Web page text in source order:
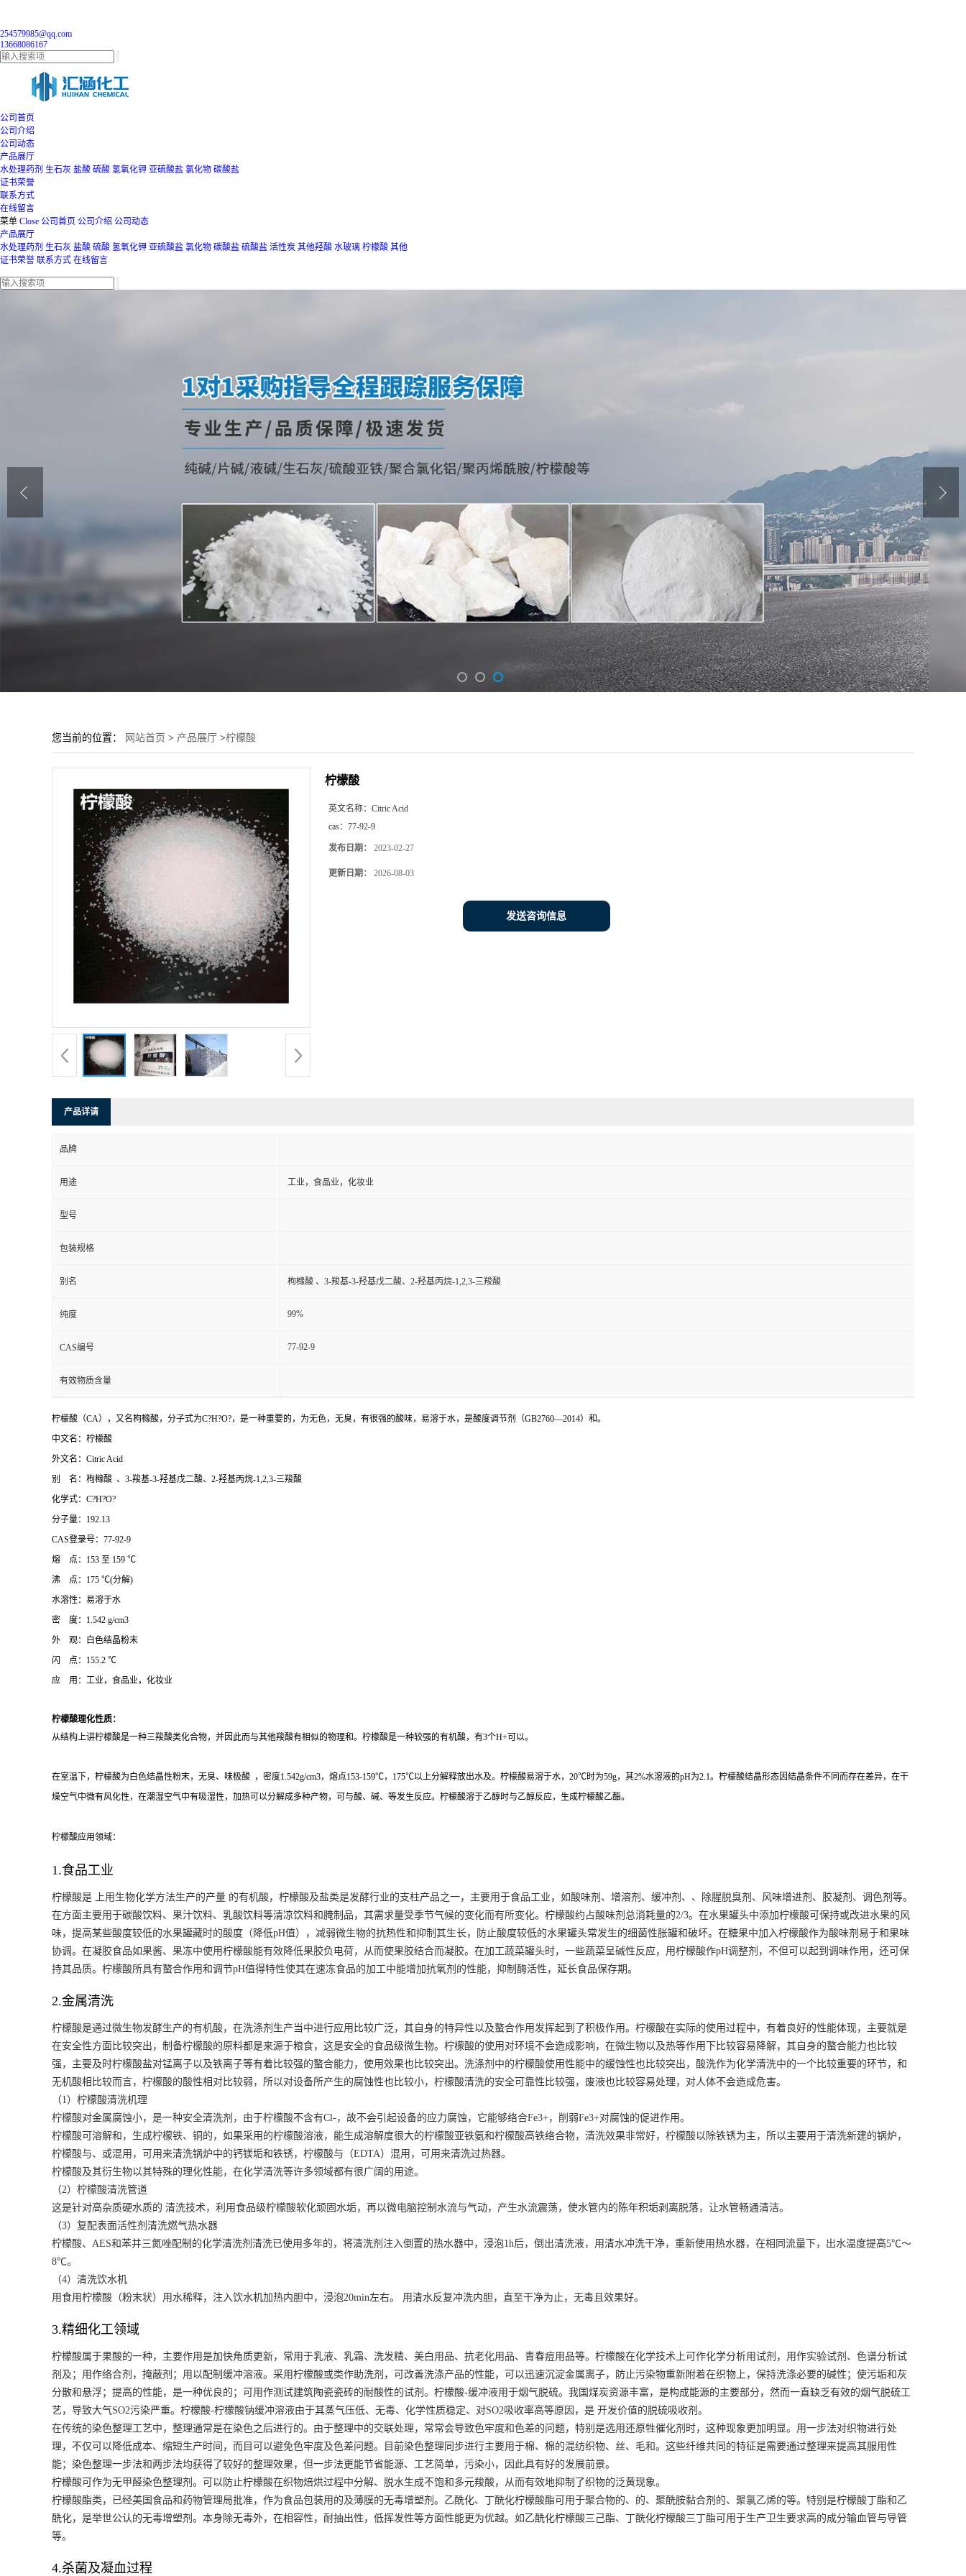
254579985@qq.com
13668086167
公司首页
公司介绍
公司动态
产品展厅
水处理药剂 生石灰 盐酸 硫酸 氢氧化钾 亚硫酸盐 氯化物 碳酸盐
证书荣誉
联系方式
在线留言
菜单 Close 公司首页 公司介绍 公司动态
产品展厅
水处理药剂 生石灰 盐酸 硫酸 氢氧化钾 亚硫酸盐 氯化物 碳酸盐 硫酸盐 活性炭 其他羟酸 水玻璃 柠檬酸 其他
证书荣誉 联系方式 在线留言
您当前的位置： 网站首页 > 产品展厅 >柠檬酸
柠檬酸
英文名称： Citric Acid
cas： 77-92-9
发布日期： 2023-02-27
更新日期： 2026-08-03
发送咨询信息
产品详请
品牌
用途 工业，食品业，化妆业
型号
包装规格
别名 枸橼酸 、3-羧基-3-羟基戊二酸、2-羟基丙烷-1,2,3-三羧酸
纯度 99%
CAS编号 77-92-9
有效物质含量
柠檬酸（CA），又名枸橼酸，分子式为C?H?O?，是一种重要的，为无色，无臭，有很强的酸味，易溶于水，是酸度调节剂（GB2760—2014）和。
中文名：柠檬酸
外文名：Citric Acid
别 名：枸橼酸 、3-羧基-3-羟基戊二酸、2-羟基丙烷-1,2,3-三羧酸
化学式：C?H?O?
分子量：192.13
CAS登录号：77-92-9
熔 点：153 至 159 ℃
沸 点：175 ℃(分解)
水溶性：易溶于水
密 度：1.542 g/cm3
外 观：白色结晶粉末
闪 点：155.2 ℃
应 用：工业，食品业，化妆业
柠檬酸理化性质：
从结构上讲柠檬酸是一种三羧酸类化合物，并因此而与其他羧酸有相似的物理和。柠檬酸是一种较强的有机酸，有3个H+可以。
在室温下，柠檬酸为白色结晶性粉末，无臭、味极酸 ，密度1.542g/cm3，熔点153-159℃，175℃以上分解释放出水及。柠檬酸易溶于水，20℃时为59g，其2%水溶液的pH为2.1。柠檬酸结晶形态因结晶条件不同而存在差异，在干
燥空气中微有风化性，在潮湿空气中有吸湿性，加热可以分解成多种产物，可与酸、碱、等发生反应。柠檬酸溶于乙醇时与乙醇反应，生成柠檬酸乙酯。
柠檬酸应用领域：
1.食品工业
柠檬酸是 上用生物化学方法生产的产量 的有机酸，柠檬酸及盐类是发酵行业的支柱产品之一，主要用于食品工业，如酸味剂、增溶剂、缓冲剂、、除腥脱臭剂、风味增进剂、胶凝剂、调色剂等。
在方面主要用于碳酸饮料、果汁饮料、乳酸饮料等清凉饮料和腌制品，其需求量受季节气候的变化而有所变化。柠檬酸约占酸味剂总消耗量的2/3。在水果罐头中添加柠檬酸可保持或改进水果的风
味，提高某些酸度较低的水果罐藏时的酸度（降低pH值），减弱微生物的抗热性和抑制其生长，防止酸度较低的水果罐头常发生的细菌性胀罐和破坏。在糖果中加入柠檬酸作为酸味剂易于和果味
协调。在凝胶食品如果酱、果冻中使用柠檬酸能有效降低果胶负电荷，从而使果胶结合而凝胶。在加工蔬菜罐头时，一些蔬菜呈碱性反应，用柠檬酸作pH调整剂，不但可以起到调味作用，还可保
持其品质。柠檬酸所具有螯合作用和调节pH值得特性使其在速冻食品的加工中能增加抗氧剂的性能，抑制酶活性，延长食品保存期。
2.金属清洗
柠檬酸是通过微生物发酵生产的有机酸，在洗涤剂生产当中进行应用比较广泛，其自身的特异性以及螯合作用发挥起到了积极作用。柠檬酸在实际的使用过程中，有着良好的性能体现，主要就是
在安全性方面比较突出，制备柠檬酸的原料都是来源于粮食，这是安全的食品级微生物。柠檬酸的使用对环境不会造成影响，在微生物以及热等作用下比较容易降解，其自身的螯合能力也比较
强，主要及时柠檬酸盐对锰离子以及铁离子等有着比较强的螯合能力，使用效果也比较突出。洗涤剂中的柠檬酸使用性能中的缓蚀性也比较突出，酸洗作为化学清洗中的一个比较重要的环节，和
无机酸相比较而言，柠檬酸的酸性相对比较弱，所以对设备所产生的腐蚀性也比较小，柠檬酸清洗的安全可靠性比较强，废液也比较容易处理，对人体不会造成危害。
（1）柠檬酸清洗机理
柠檬酸对金属腐蚀小，是一种安全清洗剂，由于柠檬酸不含有Cl-，故不会引起设备的应力腐蚀，它能够络合Fe3+，削弱Fe3+对腐蚀的促进作用。
柠檬酸可溶解和，生成柠檬铁、铜的，如果采用的柠檬酸溶液，能生成溶解度很大的柠檬酸亚铁氨和柠檬酸高铁络合物，清洗效果非常好，柠檬酸以除铁锈为主，所以主要用于清洗新建的锅炉，
柠檬酸与、或混用，可用来清洗锅炉中的钙镁垢和铁锈，柠檬酸与（EDTA）混用，可用来清洗过热器。
柠檬酸及其衍生物以其特殊的理化性能，在化学清洗等许多领域都有很广阔的用途。
（2）柠檬酸清洗管道
这是针对高杂质硬水质的 清洗技术，利用食品级柠檬酸软化顽固水垢，再以微电脑控制水流与气动，产生水流震荡，使水管内的陈年积垢剥离脱落，让水管畅通清洁。
（3）复配表面活性剂清洗燃气热水器
柠檬酸、AES和苯并三氮唑配制的化学清洗剂清洗已使用多年的，将清洗剂注入倒置的热水器中，浸泡1h后，倒出清洗液，用清水冲洗干净，重新使用热水器，在相同流量下，出水温度提高5℃～
8℃。
（4）清洗饮水机
用食用柠檬酸（粉末状）用水稀释，注入饮水机加热内胆中，浸泡20min左右。 用清水反复冲洗内胆，直至干净为止，无毒且效果好。
3.精细化工领域
柠檬酸属于果酸的一种，主要作用是加快角质更新，常用于乳液、乳霜、洗发精、美白用品、抗老化用品、青春痘用品等。柠檬酸在化学技术上可作化学分析用试剂，用作实验试剂、色谱分析试
剂及；用作络合剂，掩蔽剂；用以配制缓冲溶液。采用柠檬酸或类作助洗剂，可改善洗涤产品的性能，可以迅速沉淀金属离子，防止污染物重新附着在织物上，保持洗涤必要的碱性；使污垢和灰
分散和悬浮；提高的性能，是一种优良的；可用作测试建筑陶瓷瓷砖的耐酸性的试剂。柠檬酸-缓冲液用于烟气脱硫。我国煤炭资源丰富，是构成能源的主要部分，然而一直缺乏有效的烟气脱硫工
艺，导致大气SO2污染严重。柠檬酸-柠檬酸钠缓冲溶液由于其蒸气压低、无毒、化学性质稳定、对SO2吸收率高等原因，是 开发价值的脱硫吸收剂。
在传统的染色整理工艺中，整理通常是在染色之后进行的。由于整理中的交联处理，常常会导致色牢度和色差的问题，特别是选用还原牲催化剂时，这种现象更加明显。用一步法对织物进行处
理，不仅可以降低成本、缩短生产时间，而目可以避免色牢度及色差问题。目前染色整理同步进行主要用于棉、棉的混纺织物、丝、毛和。这些纤维共同的特征是需要通过整理来提高其服用性
能；染色整理一步法和两步法均获得了较好的整理效果，但一步法更能节省能源、工艺简单，污染小，因此具有好的发展前景。
柠檬酸可作为无甲醛染色整理剂。可以防止柠檬酸在织物焙烘过程中分解、脱水生成不饱和多元羧酸，从而有效地抑制了织物的泛黄现象。
柠檬酸酯类，已经美国食品和药物管理局批准，作为食品包装用的及薄膜的无毒增塑剂。乙酰化、丁酰化柠檬酸酯可用于聚合物的、的、聚酰胺黏合剂的、聚氯乙烯的等。特别是柠檬酸丁酯和乙
酰化，是举世公认的无毒增塑剂。本身除无毒外，在相容性，耐抽出性，低挥发性等方面性能更为优越。如乙酰化柠檬酸三己酯、丁酰化柠檬酸三丁酯可用于生产卫生要求高的成分输血管与导管
等。
4.杀菌及凝血过程